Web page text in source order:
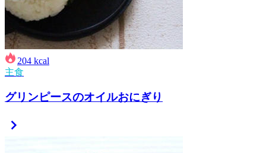
204 kcal
主食
グリンピースのオイルおにぎり